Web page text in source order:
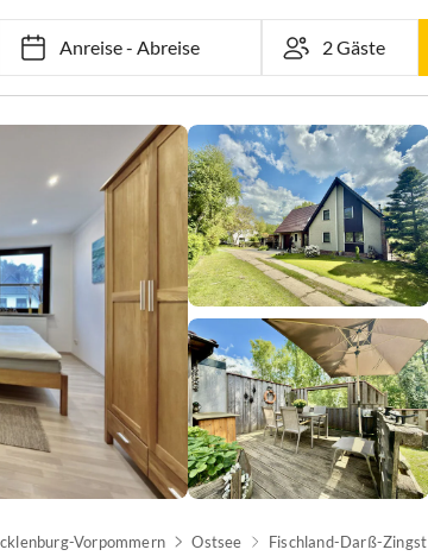
Anreise-Abreise
Vorpommern Ostsee Fischland-Darß-Zingst